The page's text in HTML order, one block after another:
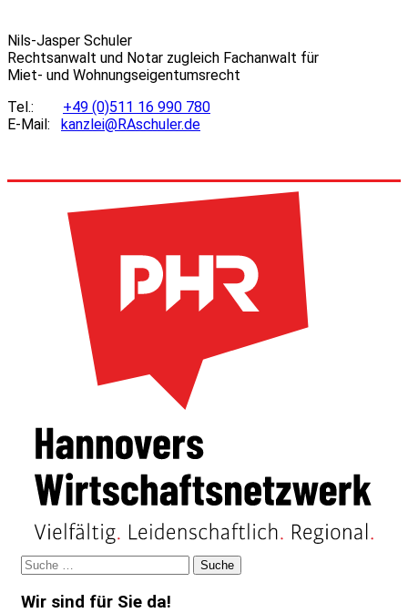
Nils-Jasper Schuler
Rechtsanwalt und Notar zugleich Fachanwalt für
Miet- und Wohnungseigentumsrecht
Tel.: +49 (0)511 16 990 780
E-Mail: kanzlei@RAschuler.de
Wir sind für Sie da!